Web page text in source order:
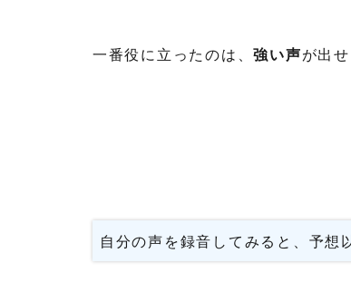
一番役に立ったのは、強い声が出
自分の声を録音してみると、予想